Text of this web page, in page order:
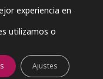
Sobre nosotros
reservados.
experiencia en
utilizamos o
Ajustes